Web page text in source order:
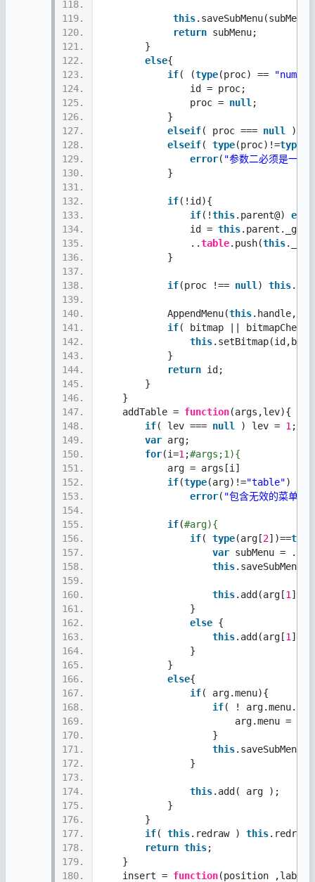
118.
119.
120.
121.
122.
123.
124.
125.
126.
127.
128.
129.
130.
131.
132.
133.
134.
135.
136.
137.
138.
139.
140.
141.
142.
143.
144.
145.
146.
147.
148.
149.
150.
151.
152.
153.
154.
155.
156.
157.
158.
159.
160.
161.
162.
163.
164.
165.
166.
167.
168.
169.
170.
171.
172.
173.
174.
175.
176.
177.
178.
179.
180.
this
return subMenu;
        }
else{
if( (type(proc) ==
                id = proc;
                proc =
null ;
            }
elseif( proc === null
)
elseif( type(proc)!=type
error( "参数二必须是一个
            }
if(!id){
if(!this.parent@)
                id =
this
                ..
table.push(this
            }
if(proc !== null ) this
            AppendMenu(
this.handle,0
if( bitmap ||
this
            }
return id;
        }
    }
    addTable =
function(args,lev){
if( lev === null ) lev = 1 ;
var arg;
for(i=1 ;#args;1){
            arg = args[i]
if(type(arg)!="table")
error( "包含无效的菜单项
if(#arg){
if( type(arg[2])==type
var subMenu = ..
this
this.add(arg[1
                }
else {
this.add(arg[1
                }
            }
else{
if( arg.menu){
if( !
                        arg.menu = ..
                    }
this
                }
this.add( arg );
            }
        }
if( this.redraw ) this
return this;
    }
    insert =
function(position